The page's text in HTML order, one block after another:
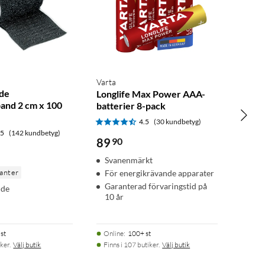
2 cm x 100
(142 kundbetyg)
Välj butik
Varta
Longlife Max Power AAA-
batterier 8-pack
4.5 (30 kundbetyg)
89 90
Svanenmärkt
För energikrävande apparater
Garanterad förvaringstid på
10 år
Online: 100+ st
Finns i 107 butiker. Välj butik